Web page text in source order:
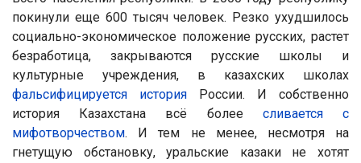
покинули еще 600 тысяч человек. Резко ухудшилось
социально-экономическое положение русских, растет
безработица, закрываются русские школы и
культурные учреждения, в казахских школах
фальсифицируется история России. И собственно
история Казахстана всё более сливается с
мифотворчеством. И тем не менее, несмотря на
гнетущую обстановку, уральские казаки не хотят